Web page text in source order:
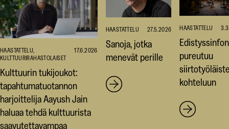
HAASTATTELU,
KULTTUURIRAHASTOLAISET
17.6.2026
Kulttuurin tukijoukot:
tapahtumatuotannon
harjoittelija Aayush Jain
haluaa tehdä kulttuurista
saavutettavampaa
HAASTATTELU 27.5.2026
Sanoja, jotka
menevät perille
HAASTATTELU
pureutuu
kohteluun